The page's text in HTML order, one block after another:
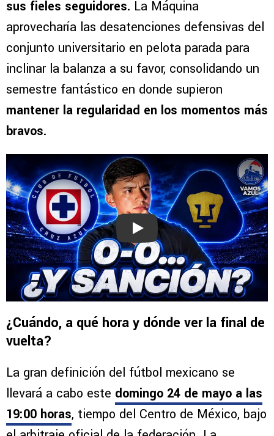
sus fieles seguidores. La Máquina
aprovecharía las desatenciones defensivas del
conjunto universitario en pelota parada para
inclinar la balanza a su favor, consolidando un
semestre fantástico en donde supieron
mantener la regularidad en los momentos más
bravos.
Play
¿Cuándo, a qué hora y dónde ver la final de
vuelta?
La gran definición del fútbol mexicano se
llevará a cabo este domingo 24 de mayo a las
19:00 horas, tiempo del Centro de México, bajo